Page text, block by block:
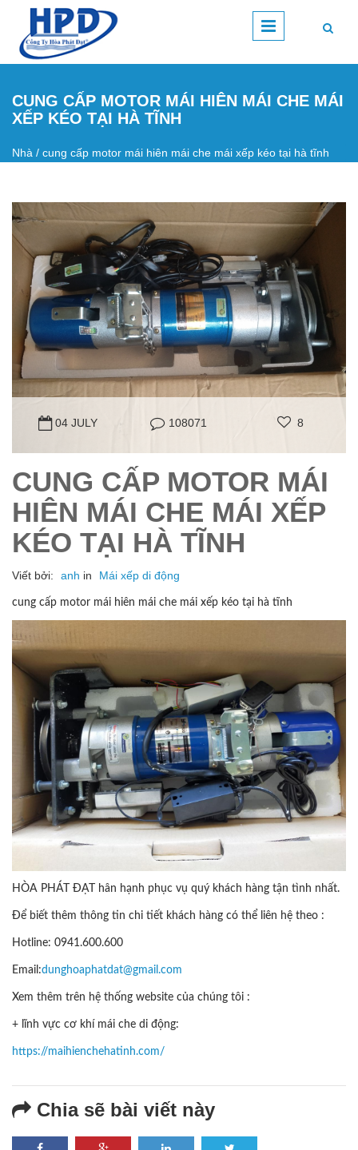
Nhảy đến nội dung
CUNG CẤP MOTOR MÁI HIÊN MÁI CHE MÁI
XẾP KÉO TẠI HÀ TĨNH
Bạn đang ở đây
Nhà / cung cấp motor mái hiên mái che mái xếp kéo tại hà tĩnh
04 JULY 108071 8
CUNG CẤP MOTOR MÁI
HIÊN MÁI CHE MÁI XẾP
KÉO TẠI HÀ TĨNH
Viết bởi: anh in Mái xếp di động
cung cấp motor mái hiên mái che mái xếp kéo tại hà tĩnh
HÒA PHÁT ĐẠT hân hạnh phục vụ quý khách hàng tận tình nhất.
Để biết thêm thông tin chi tiết khách hàng có thể liên hệ theo :
Hotline: 0941.600.600
Email:dunghoaphatdat@gmail.com
Xem thêm trên hệ thống website của chúng tôi :
+ lĩnh vực cơ khí mái che di động:
https://maihienchehatinh.com/
Chia sẽ bài viết này